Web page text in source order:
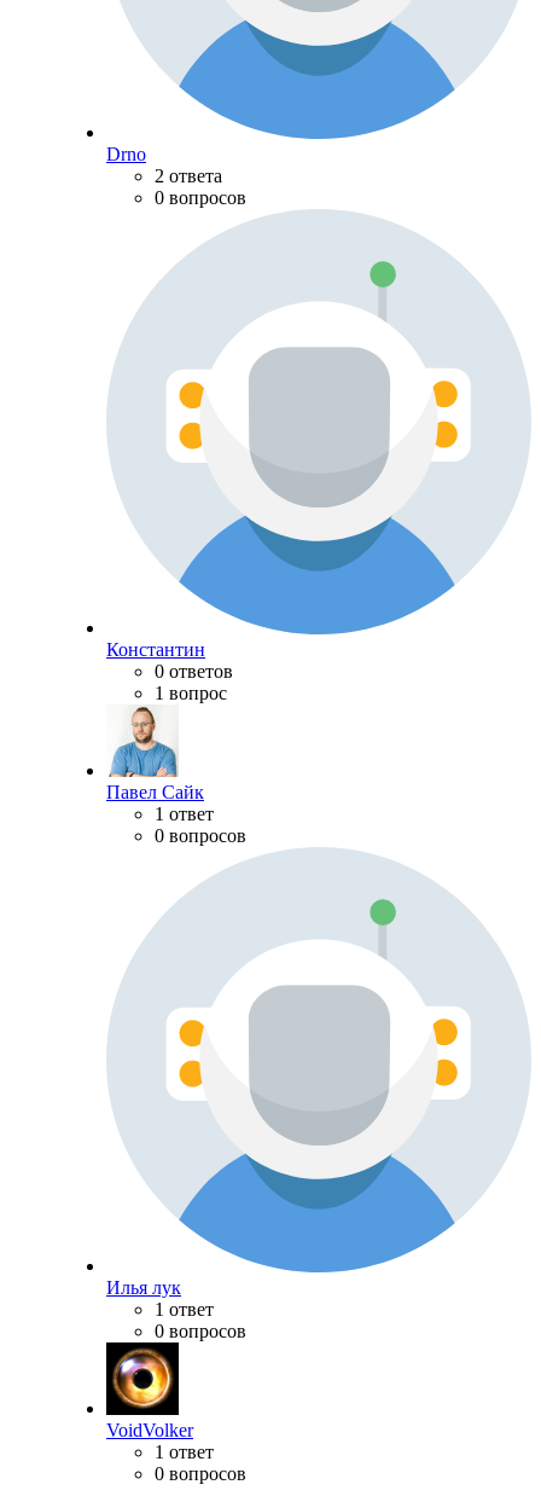
Drno
2 ответа
0 вопросов
Константин
0 ответов
1 вопрос
Павел Сайк
1 ответ
0 вопросов
Илья лук
1 ответ
0 вопросов
VoidVolker
1 ответ
0 вопросов